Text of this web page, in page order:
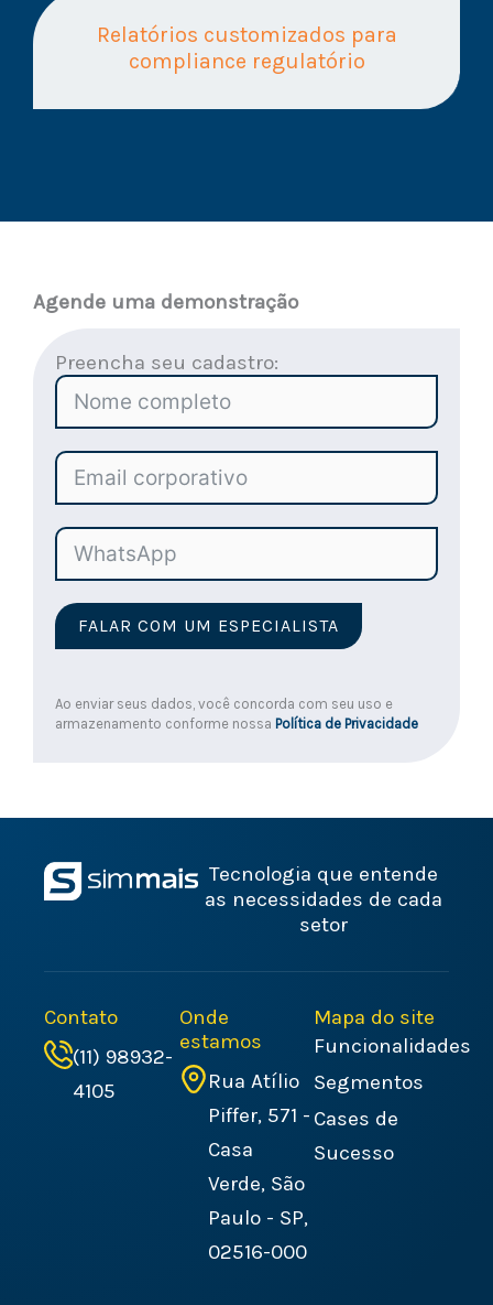
Relatórios customizados para
compliance regulatório
Agende uma demonstração
Preencha seu cadastro:
FALAR COM UM ESPECIALISTA
Ao enviar seus dados, você concorda com seu uso e
armazenamento conforme nossa Política de Privacidade
Tecnologia que entende
as necessidades de cada
setor
Contato
(11) 98932-
4105
Onde
estamos
Rua Atílio
Piffer, 571 -
Casa
Verde, São
Paulo - SP,
02516-000
Mapa do site
Funcionalidades
Segmentos
Cases de
Sucesso